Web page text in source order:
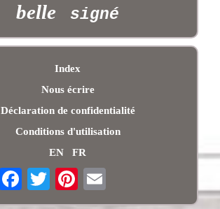
belle signé
Index
Nous écrire
Déclaration de confidentialité
Conditions d'utilisation
EN
FR